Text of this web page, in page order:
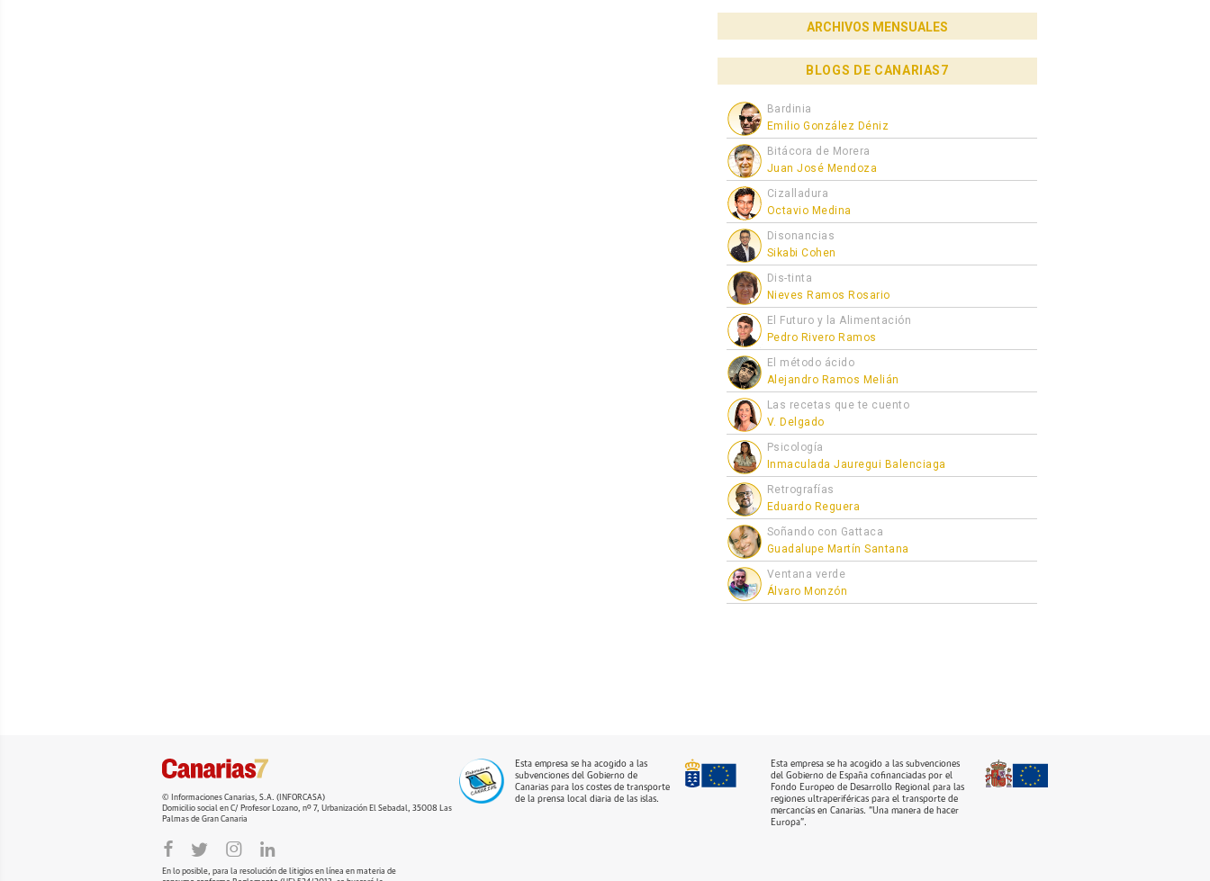
ARCHIVOS MENSUALES
BLOGS DE CANARIAS7
Bardinia
Emilio González Déniz
Bitácora de Morera
Juan José Mendoza
Cizalladura
Octavio Medina
Disonancias
Sikabi Cohen
Dis-tinta
Nieves Ramos Rosario
El Futuro y la Alimentación
Pedro Rivero Ramos
El método ácido
Alejandro Ramos Melián
Las recetas que te cuento
V. Delgado
Psicología
Inmaculada Jauregui Balenciaga
Retrografías
Eduardo Reguera
Soñando con Gattaca
Guadalupe Martín Santana
Ventana verde
Álvaro Monzón
© Informaciones Canarias, S.A. (INFORCASA)
Domicilio social en C/ Profesor Lozano, nº 7, Urbanización El Sebadal, 35008 Las
Palmas de Gran Canaria
En lo posible, para la resolución de litigios en línea en materia de
Esta empresa se ha acogido a las
subvenciones del Gobierno de
Canarias para los costes de transporte
de la prensa local diaria de las islas.
Esta empresa se ha acogido a las subvenciones
del Gobierno de España cofinanciadas por el
Fondo Europeo de Desarrollo Regional para las
regiones ultraperiféricas para el transporte de
mercancías en Canarias. “Una manera de hacer
Europa”.